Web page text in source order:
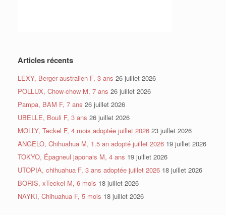
Articles récents
LEXY, Berger australien F, 3 ans 26 juillet 2026
POLLUX, Chow-chow M, 7 ans 26 juillet 2026
Pampa, BAM F, 7 ans 26 juillet 2026
UBELLE, Bouli F, 3 ans 26 juillet 2026
MOLLY, Teckel F, 4 mois adoptée juillet 2026 23 juillet 2026
ANGELO, Chihuahua M, 1.5 an adopté juillet 2026 19 juillet 2026
TOKYO, Épagneul japonais M, 4 ans 19 juillet 2026
UTOPIA, chihuahua F, 3 ans adoptée juillet 2026 18 juillet 2026
BORIS, xTeckel M, 6 mois 18 juillet 2026
NAYKI, Chihuahua F, 5 mois 18 juillet 2026